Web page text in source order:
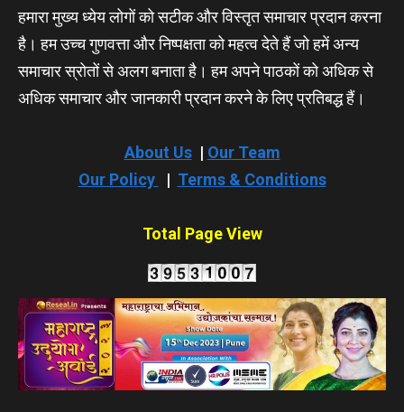
हमारा मुख्य ध्येय लोगों को सटीक और विस्तृत समाचार प्रदान करना
है। हम उच्च गुणवत्ता और निष्पक्षता को महत्व देते हैं जो हमें अन्य
समाचार स्रोतों से अलग बनाता है। हम अपने पाठकों को अधिक से
अधिक समाचार और जानकारी प्रदान करने के लिए प्रतिबद्ध हैं।
About Us| Our Team
Our Policy
| Terms & Conditions
Total Page View